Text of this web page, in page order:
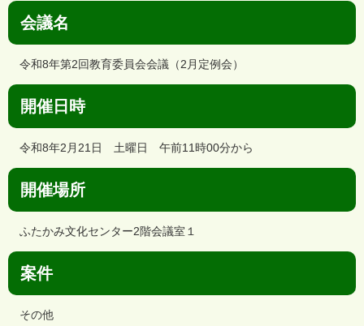
会議名
令和8年第2回教育委員会会議（2月定例会）
開催日時
令和8年2月21日 土曜日 午前11時00分から
開催場所
ふたかみ文化センター2階会議室１
案件
その他